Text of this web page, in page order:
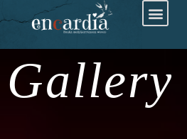
Gallery